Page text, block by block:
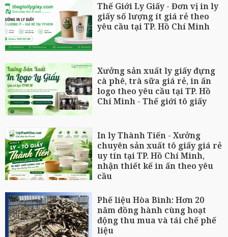
Thế Giới Ly Giấy - Đơn vị in ly
giấy số lượng ít giá rẻ theo
yêu cầu tại TP. Hồ Chí Minh
Xưởng sản xuất ly giấy đựng
cà phê, trà sữa giá rẻ, in ấn
logo theo yêu cầu tại TP. Hồ
Chí Minh - Thế giới tô giấy
In ly Thành Tiến - Xưởng
chuyên sản xuất tô giấy giá rẻ
uy tín tại TP. Hồ Chí Minh,
nhận thiết kế in ấn theo yêu
cầu
Phế liệu Hòa Bình: Hơn 20
năm đồng hành cùng hoạt
động thu mua và tái chế phế
liệu